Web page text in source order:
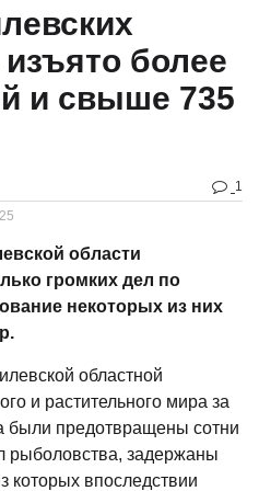
более
и свыше 735
1
области
громких дел по
некоторых из них
областной
и растительного мира за
были предотвращены сотни
рыболовства, задержаны
которых впоследствии